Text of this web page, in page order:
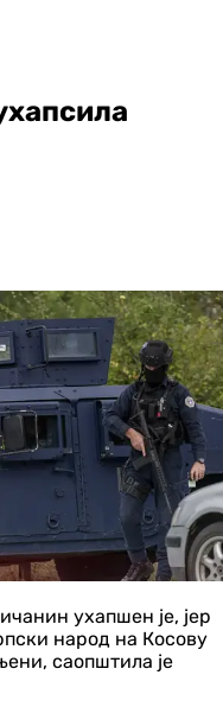
ухапшен је, јер
народ на Косову
саопштила је